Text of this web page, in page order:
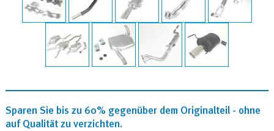
Sparen Sie bis zu 60% gegenüber dem Originalteil - ohne
auf Qualität zu verzichten.